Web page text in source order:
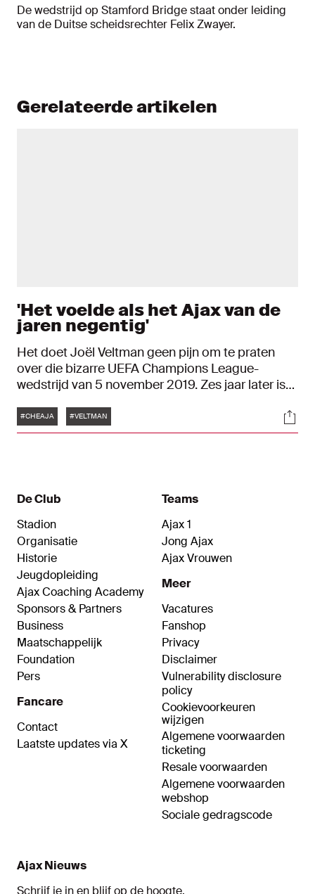
De wedstrijd op Stamford Bridge staat onder leiding
van de Duitse scheidsrechter Felix Zwayer.
Gerelateerde artikelen
'Het voelde als het Ajax van de
jaren negentig'
Het doet Joël Veltman geen pijn om te praten
over die bizarre UEFA Champions League-
wedstrijd van 5 november 2019. Zes jaar later is
herinnering: een duel waarin hij zelf een
prominente rol speelde. Toch kan er, wanneer
WhatsApp: ‘Weet niet of ik nog aan die wedstrijd
voor het gesprek.
Tags
#CHEAJA #VELTMAN
De Club
Stadion
Organisatie
Historie
Jeugdopleiding
Ajax Coaching Academy
Sponsors & Partners
Business
Maatschappelijk
Foundation
Pers
Fancare
Contact
Laatste updates via X
Teams
Ajax 1
Jong Ajax
Ajax Vrouwen
Meer
Vacatures
Fanshop
Privacy
Disclaimer
Vulnerability disclosure
policy
Cookievoorkeuren
wijzigen
Algemene voorwaarden
ticketing
Resale voorwaarden
Algemene voorwaarden
webshop
Sociale gedragscode
Ajax Nieuws
Schrijf je in en blijf op de hoogte.